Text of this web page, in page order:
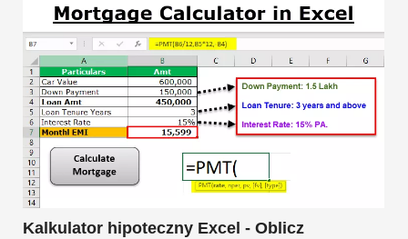
Kalkulator hipoteczny Excel - Oblicz